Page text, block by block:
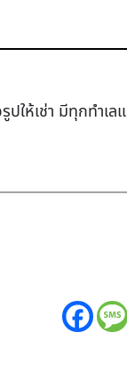
รูปให้เช่า มีทุกทำเ